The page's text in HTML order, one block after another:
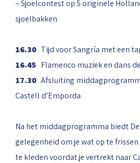
– Sjoelcontest op 5 originele
sjoelbakken
16.30 Tijd voor Sangría met een
16.45 Flamenco muziek en dans
17.30 Afsluiting
Castell d’Emporda
Na het middagprogramma biedt
gelegenheid om je wat op te
te kleden voordat je vertrekt naar